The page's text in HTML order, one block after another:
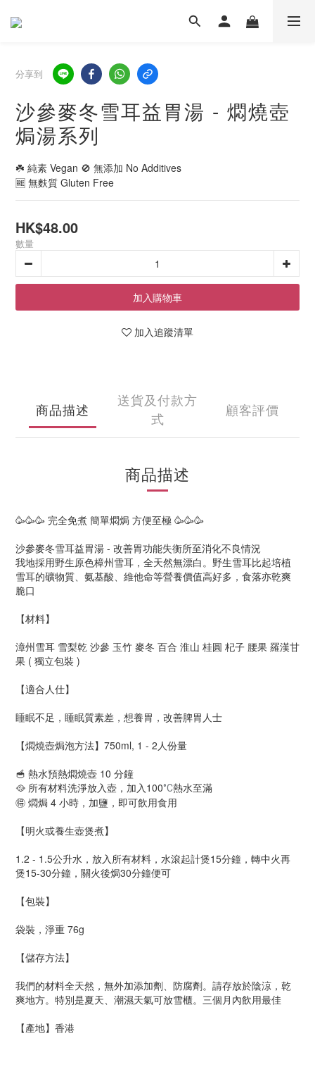
分享到
沙參麥冬雪耳益胃湯 - 燜燒壺
焗湯系列
☘️ 純素 Vegan 🚫 無添加 No Additives
🆓 無麩質 Gluten Free
HK$48.00
數量
加入購物車
加入追蹤清單
商品描述
送貨及付款方
式
顧客評價
商品描述
🥳🥳🥳 完全免煮 簡單燜焗 方便至極 🥳🥳🥳
沙參麥冬雪耳益胃湯 - 改善胃功能失衡所至消化不良情況
我地採用野生原色樟州雪耳，全天然無漂白。野生雪耳比起培植
雪耳的礦物質、氨基酸、維他命等營養價值高好多，食落亦乾爽
脆口
【材料】
漳州雪耳 雪梨乾 沙參 玉竹 麥冬 百合 淮山 桂圓 杞子 腰果 羅漢甘
果 ( 獨立包裝 )
【適合人仕】
睡眠不足，睡眠質素差，想養胃，改善脾胃人士
【燜燒壺焗泡方法】750ml, 1 - 2人份量
🥣 熱水預熱燜燒壺 10 分鐘
🥘 所有材料洗淨放入壺，加入100°C熱水至滿
🉐 燜焗 4 小時，加鹽，即可飲用食用
【明火或養生壺煲煮】
1.2 - 1.5公升水，放入所有材料，水滾起計煲15分鐘，轉中火再
煲15-30分鐘，關火後焗30分鐘便可
【包裝】
袋裝，淨重 76g
【儲存方法】
我們的材料全天然，無外加添加劑、防腐劑。請存放於陰涼，乾
爽地方。特別是夏天、潮濕天氣可放雪櫃。三個月內飲用最佳
【產地】香港